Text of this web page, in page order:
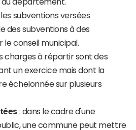
département.
subventions versées
des subventions à des
le conseil municipal.
charges à répartir sont des
un exercice mais dont la
échelonnée sur plusieurs
: dans le cadre d'une
une commune peut mettre